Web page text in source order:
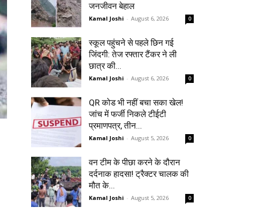
जनजीवन बेहाल
Kamal Joshi - August 6, 2026 0
स्कूल पहुंचने से पहले छिन गई
जिंदगी: तेज रफ्तार टैंकर ने ली
छात्र की...
Kamal Joshi - August 6, 2026 0
QR कोड भी नहीं बचा सका खेल!
जांच में फर्जी निकले टीईटी
प्रमाणपत्र, तीन...
Kamal Joshi - August 5, 2026 0
वन टीम के पीछा करने के दौरान
दर्दनाक हादसा! ट्रैक्टर चालक की
मौत के...
Kamal Joshi - August 5, 2026 0